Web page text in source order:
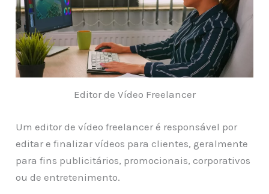
Editor de Vídeo Freelancer
Um editor de vídeo freelancer é responsável por
editar e finalizar vídeos para clientes, geralmente
para fins publicitários, promocionais, corporativos
ou de entretenimento.